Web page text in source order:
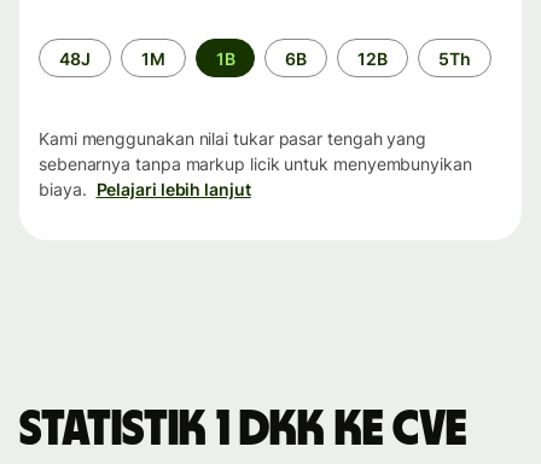
Periode
waktu
48J 1M 1B 6B 12B 5Th
Kami menggunakan nilai tukar pasar tengah yang
sebenarnya tanpa markup licik untuk menyembunyikan
biaya. Pelajari lebih lanjut
Statistik 1 DKK ke CVE